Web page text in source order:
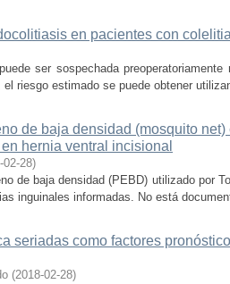
en pacientes con
ser sospechada
el riesgo estimado se puede obtener
de baja densidad (mosquito
hernia ventral incisional
02-28)
de baja densidad (PEBD) utilizado por
inguinales informadas. No está
seriadas como factores
(2018-02-28)